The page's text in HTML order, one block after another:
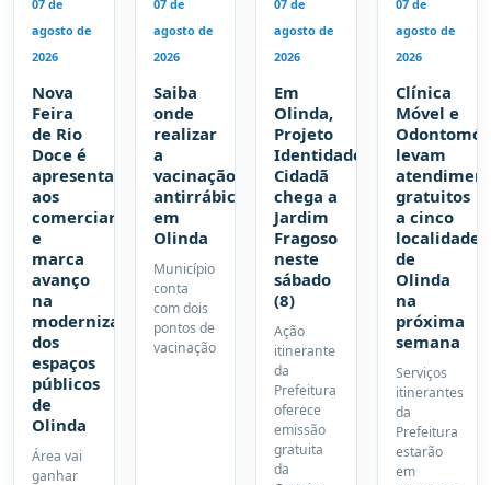
07 de
agosto de
2026
Nova
Feira
de Rio
Doce é
apresentada
aos
comerciantes
e
marca
avanço
na
modernização
dos
espaços
públicos
de
Olinda
Área vai
ganhar
07 de
agosto de
2026
Saiba
onde
realizar
a
vacinação
antirrábica
em
Olinda
Município
conta
com dois
pontos de
vacinação
07 de
agosto de
2026
Em
Olinda,
Projeto
Identidade
Cidadã
chega a
Jardim
Fragoso
neste
sábado
(8)
Ação
itinerante
da
Prefeitura
oferece
emissão
gratuita
da
07 de
agosto de
2026
Clínica
Móvel e
levam
gratuitos
a cinco
localidades
de
Olinda
na
próxima
semana
Serviços
itinerantes
da
Prefeitura
estarão
em